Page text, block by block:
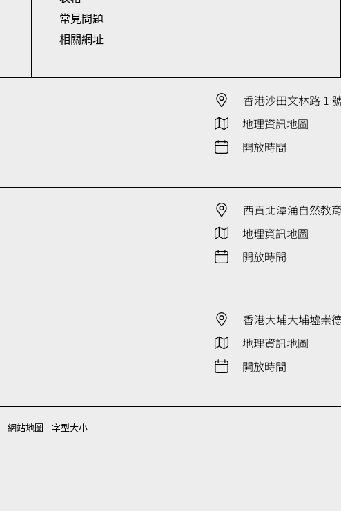
常見問題
相關網址
香港沙田文林路 1
地理資訊地圖
開放時間
西貢北潭涌自然教
地理資訊地圖
開放時間
香港大埔大埔墟崇
地理資訊地圖
開放時間
網站地圖 字型大小